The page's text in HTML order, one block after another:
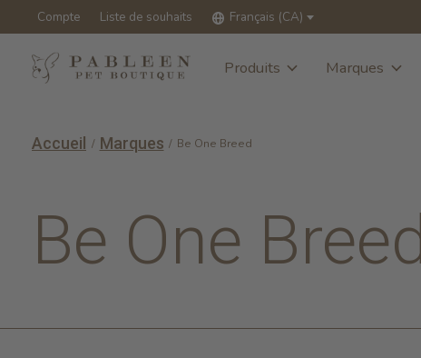
Compte Liste de souhaits Français (CA)
Produits Marques
Accueil / Marques / Be One Breed
Be One Breed